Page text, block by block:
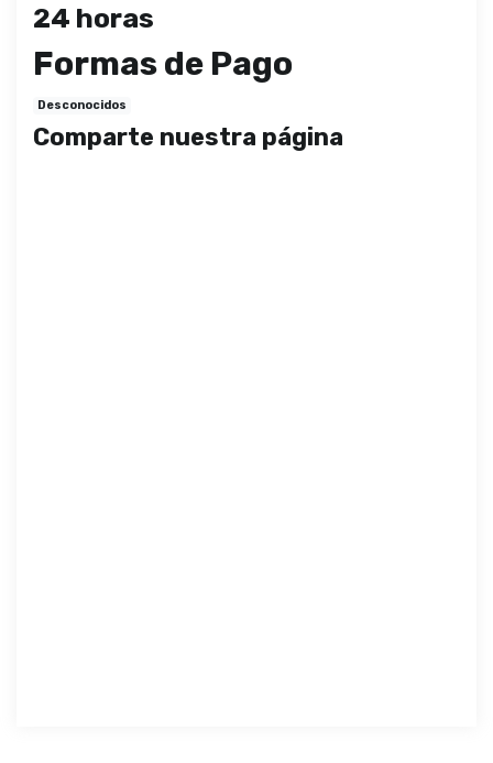
24 horas
Formas de Pago
Desconocidos
Comparte nuestra página